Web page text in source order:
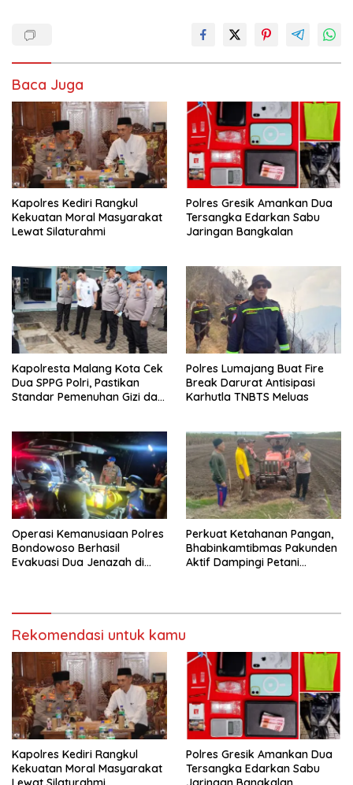
Baca Juga
Kapolres Kediri Rangkul
Kekuatan Moral Masyarakat
Lewat Silaturahmi
Polres Gresik Amankan Dua
Tersangka Edarkan Sabu
Jaringan Bangkalan
Kapolresta Malang Kota Cek
Dua SPPG Polri, Pastikan
Standar Pemenuhan Gizi dan
Polres Lumajang Buat Fire
Break Darurat Antisipasi
Karhutla TNBTS Meluas
Operasi Kemanusiaan Polres
Bondowoso Berhasil
Evakuasi Dua Jenazah di
Perkuat Ketahanan Pangan,
Bhabinkamtibmas Pakunden
Aktif Dampingi Petani
Rekomendasi untuk kamu
Kapolres Kediri Rangkul
Kekuatan Moral Masyarakat
Polres Gresik Amankan Dua
Tersangka Edarkan Sabu